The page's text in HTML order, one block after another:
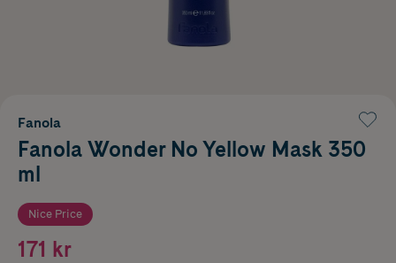
Fanola
Fanola Wonder No Yellow Mask 350
ml
Nice Price
171 kr